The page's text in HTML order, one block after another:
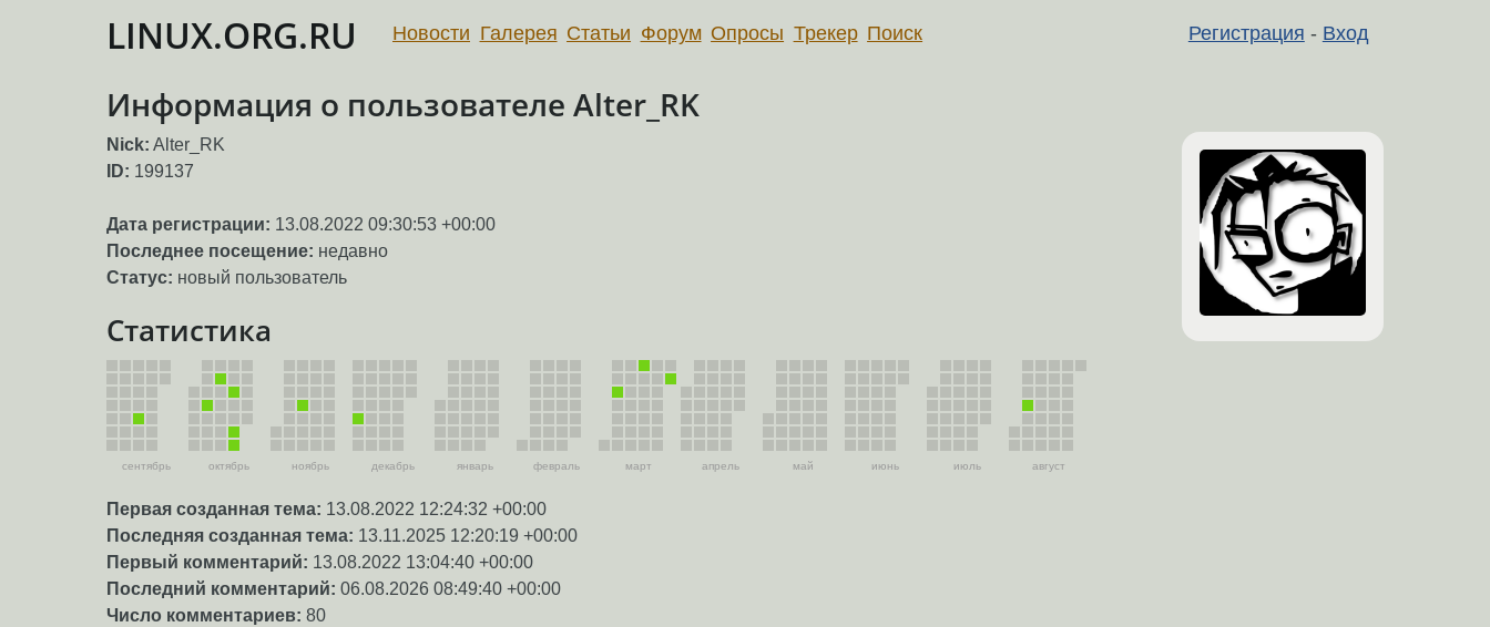
LINUX.ORG.RU Регистрация - Вход
Новости Галерея Статьи Форум Опросы Трекер Поиск
Информация о пользователе Alter_RK
Nick: Alter_RK
ID: 199137
Дата регистрации: 13.08.2022 09:30:53 +00:00
Последнее посещение: недавно
Статус: новый пользователь
Статистика
сентябрь октябрь ноябрь декабрь январь февраль март апрель май июнь июль август
Первая созданная тема: 13.08.2022 12:24:32 +00:00
Последняя созданная тема: 13.11.2025 12:20:19 +00:00
Первый комментарий: 13.08.2022 13:04:40 +00:00
Последний комментарий: 06.08.2026 08:49:40 +00:00
Число комментариев: 80